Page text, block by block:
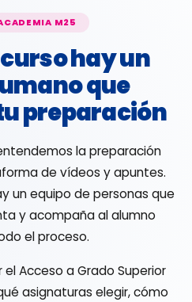
M25
hay un
que
preparación
la preparación
de vídeos y apuntes.
un equipo de personas que
y acompaña al alumno
el proceso.
Acceso a Grado Superior
asignaturas elegir, cómo